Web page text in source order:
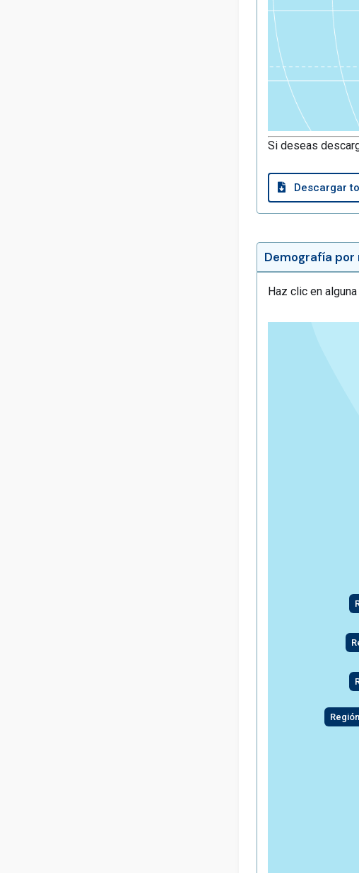
Si deseas
Descargar
Demografía por
Haz clic en